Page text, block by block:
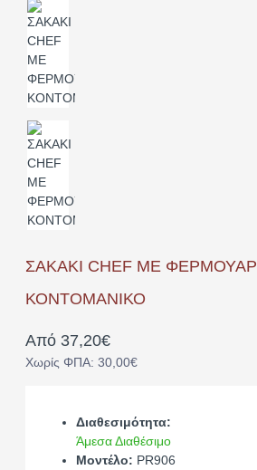
ΣΑΚΑΚΙ CHEF ME ΦΕΡΜΟΥΑΡ
ΚΟΝΤΟΜΑΝΙΚΟ
Από 37,20€
Χωρίς ΦΠΑ: 30,00€
Διαθεσιμότητα:
Άμεσα Διαθέσιμο
Μοντέλο: PR906